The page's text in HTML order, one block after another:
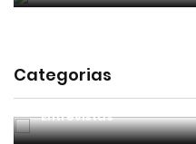
Categorias
Entrevistas